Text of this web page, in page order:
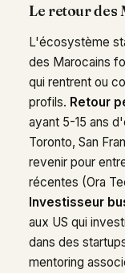
Le retour des
L'écosystème
des Marocains
qui rentrent ou
profils. Retour
ayant 5-15 ans
Toronto, San
revenir pour
récentes (Ora
Investisseur
aux US qui
dans des
mentoring